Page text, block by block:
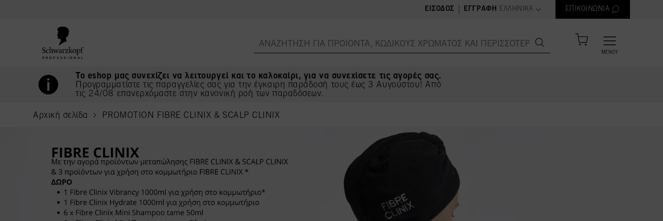
ΕΊΣΟΔΟΣ ΕΓΓΡΑΦΉ
text.language
ΕΛΛΗΝΙΚΆ ΕΠΙΚΟΙΝΩΝΊΑ
ΜΕΝΟΎ
Το eshop μας συνεχίζει να λειτουργεί και το καλοκαίρι, για να συνεχίσετε τις αγορές σας.
Προγραμματίστε τις παραγγελίες σας για την έγκαιρη παράδοσή τους έως 3 Αυγούστου! Από
τις 24/08 επανερχόμαστε στην κανονική ροή των παραδόσεων.
Αρχική σελίδα PROMOTION FIBRE CLINIX & SCALP CLINIX
current page